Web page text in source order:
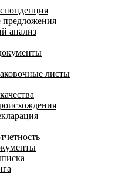
предложения
анализ
листы